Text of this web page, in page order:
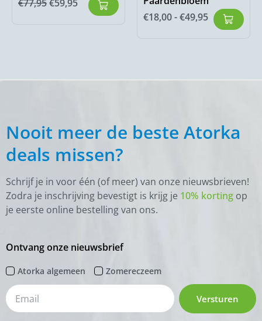
€77,95€59,95
€18,00-€49,95
Nooit meer de beste Atorka
deals missen?
Schrijf je in voor één (of meer) van onze nieuwsbrieven!
Zodra je inschrijving bevestigt is krijg je 10% korting op
je eerste online bestelling van ons.
Ontvang onze nieuwsbrief
Atorka algemeen Zomereczeem
Versturen